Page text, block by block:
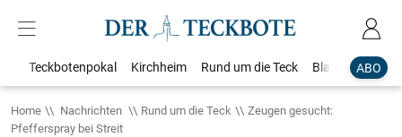
ABO
Teckbotenpokal Kirchheim Rund um die Teck Blaulicht
Home Nachrichten Rund um die Teck
Zeugen gesucht:
Pfefferspray bei Streit